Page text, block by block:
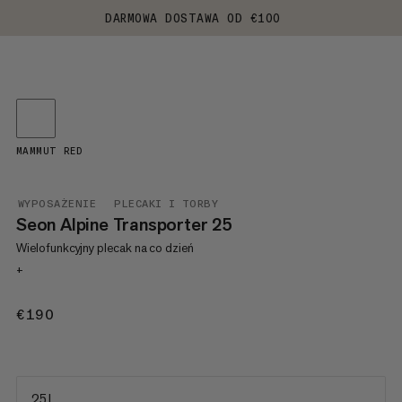
DARMOWA DOSTAWA OD €100
WYPOSAŻENIE PLECAKI I TORBY
Seon Alpine Transporter 25
Wielofunkcyjny plecak na co dzień
+
€190
MAMMUT RED